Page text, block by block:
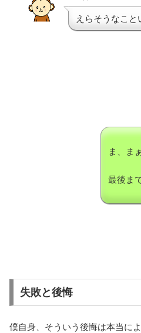
えらそうなこと
ま、ま
最後ま
失敗と後悔
僕自身、そういう後悔は本当によ